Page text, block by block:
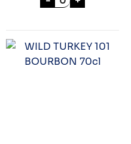
70cl aantal